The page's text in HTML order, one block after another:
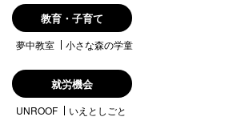
教育・子育て
夢中教室 小さな森の学童
就労機会
UNROOF いえとしごと